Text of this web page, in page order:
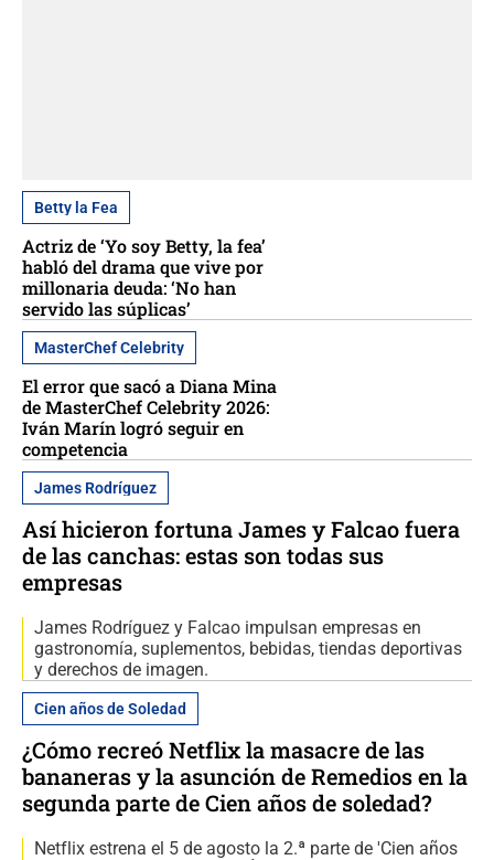
Betty la Fea
Actriz de ‘Yo soy Betty, la fea’
habló del drama que vive por
millonaria deuda: ‘No han
servido las súplicas’
MasterChef Celebrity
El error que sacó a Diana Mina
de MasterChef Celebrity 2026:
Iván Marín logró seguir en
competencia
James Rodríguez
Así hicieron fortuna James y Falcao fuera
de las canchas: estas son todas sus
empresas
James Rodríguez y Falcao impulsan empresas en
gastronomía, suplementos, bebidas, tiendas deportivas
y derechos de imagen.
Cien años de Soledad
¿Cómo recreó Netflix la masacre de las
bananeras y la asunción de Remedios en la
segunda parte de Cien años de soledad?
Netflix estrena el 5 de agosto la 2.ª parte de 'Cien años